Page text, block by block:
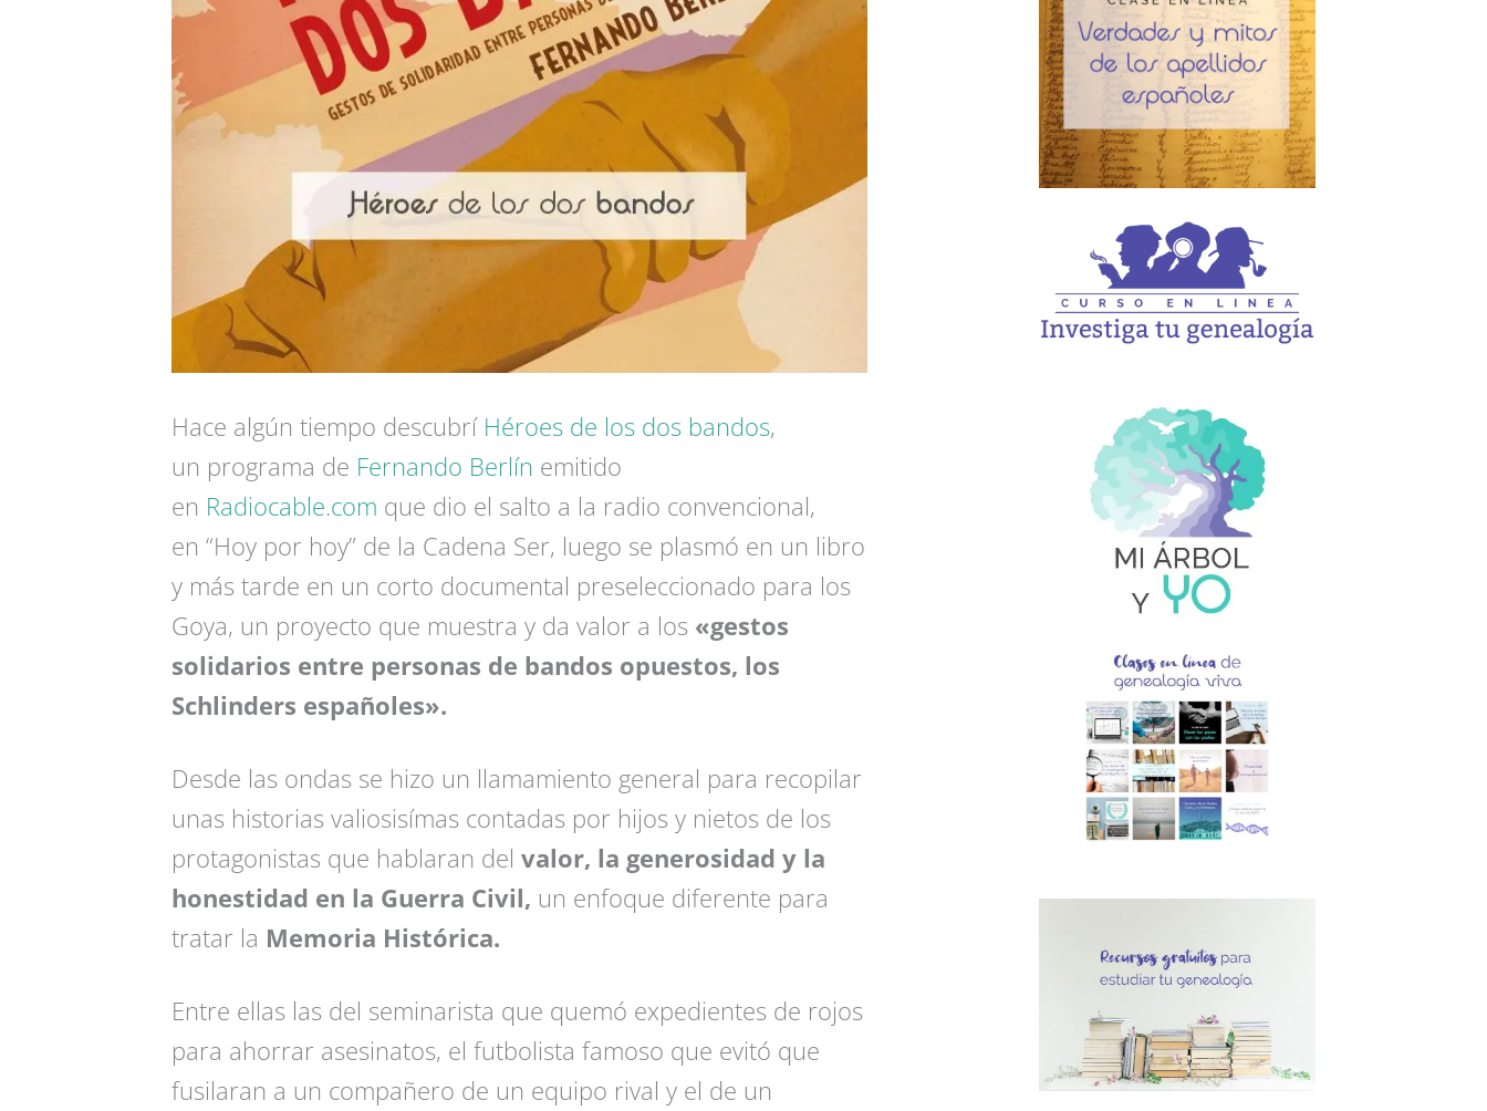
Hace algún tiempo descubrí Héroes de los dos bandos,
un programa de Fernando Berlín emitido
en Radiocable.com que dio el salto a la radio convencional,
en “Hoy por hoy” de la Cadena Ser, luego se plasmó en un libro
y más tarde en un corto documental preseleccionado para los
Goya, un proyecto que muestra y da valor a los «gestos
solidarios entre personas de bandos opuestos, los
Schlinders españoles».
Desde las ondas se hizo un llamamiento general para recopilar
unas historias valiosisímas contadas por hijos y nietos de los
protagonistas que hablaran del valor, la generosidad y la
honestidad en la Guerra Civil, un enfoque diferente para
tratar la Memoria Histórica.
Entre ellas las del seminarista que quemó expedientes de rojos
para ahorrar asesinatos, el futbolista famoso que evitó que
fusilaran a un compañero de un equipo rival y el de un